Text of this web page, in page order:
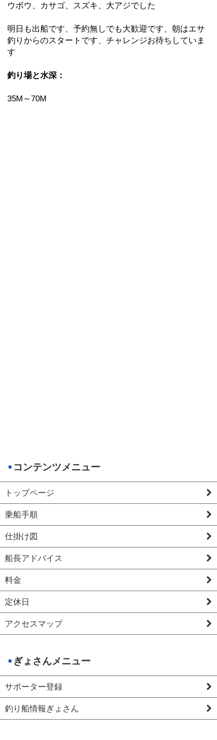
ウボウ、カサゴ、スズキ、大アジでした
明日も出船です、予約無しでも大歓迎です、朝はエサ
釣りからのスタートです、チャレンジお待ちしていま
す
釣り場と水深：
35M～70M
コンテンツメニュー
トップページ
乗船手順
仕掛け図
船長アドバイス
料金
定休日
アクセスマップ
ぎょさんメニュー
サポーター登録
釣り船情報ぎょさん